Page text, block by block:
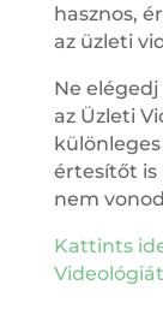
hasznos,
az üzleti
Ne
az Üzleti
értesítőt is
nem
Kattints